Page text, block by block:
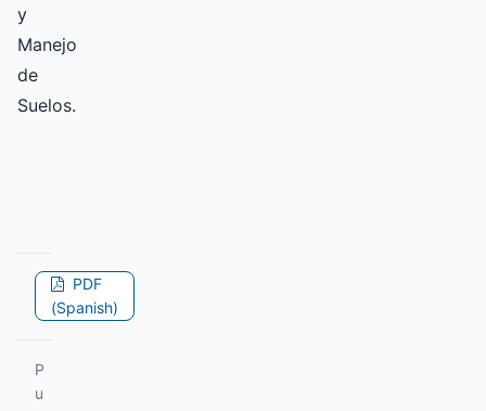
y
Manejo
de
Suelos.
PDF
(Spanish)
P
u